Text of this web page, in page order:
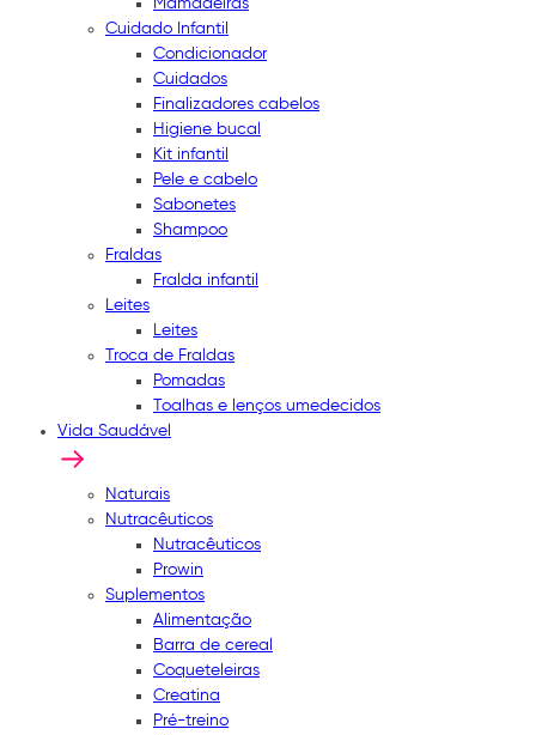
Mamadeiras
Cuidado Infantil
Condicionador
Cuidados
Finalizadores cabelos
Higiene bucal
Kit infantil
Pele e cabelo
Sabonetes
Shampoo
Fraldas
Fralda infantil
Leites
Leites
Troca de Fraldas
Pomadas
Toalhas e lenços umedecidos
Vida Saudável
Naturais
Nutracêuticos
Nutracêuticos
Prowin
Suplementos
Alimentação
Barra de cereal
Coqueteleiras
Creatina
Pré-treino